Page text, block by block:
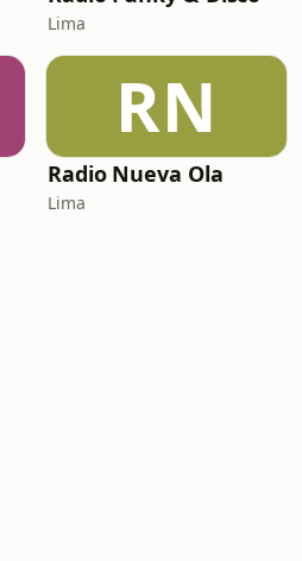
Lima
RN
Radio Nueva Ola
Lima